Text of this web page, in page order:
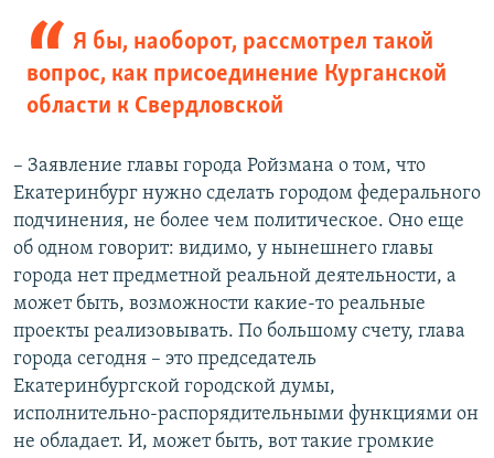
Я бы, наоборот, рассмотрел такой
вопрос, как присоединение Курганской
области к Свердловской
– Заявление главы города Ройзмана о том, что
Екатеринбург нужно сделать городом федерального
подчинения, не более чем политическое. Оно еще
об одном говорит: видимо, у нынешнего главы
города нет предметной реальной деятельности, а
может быть, возможности какие-то реальные
проекты реализовывать. По большому счету, глава
города сегодня – это председатель
Екатеринбургской городской думы,
исполнительно-распорядительными функциями он
не обладает. И, может быть, вот такие громкие